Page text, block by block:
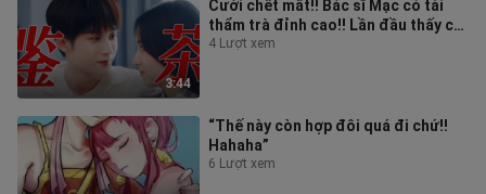
3:44
Cười chết mất!! Bác sĩ Mạc có tài
thẩm trà đỉnh cao!! Lần đầu thấy cả
nhóm người kiểu e hỗ trợ hai n
4 Lượt xem
“Thế này còn hợp đôi quá đi chứ!!
Hahaha”
6 Lượt xem